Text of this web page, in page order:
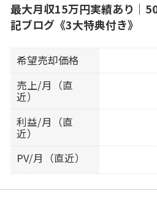
最大月収15万円実績あり｜
記ブログ《3大特典付き》
希望売却価格
売上/月（直
近）
利益/月（直
近）
PV/月（直近）